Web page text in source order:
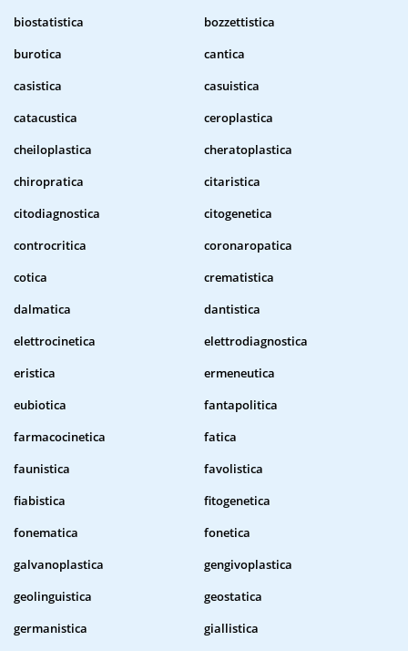
biostatistica
bozzettistica
burotica
cantica
casistica
casuistica
catacustica
ceroplastica
cheiloplastica
cheratoplastica
chiropratica
citaristica
citodiagnostica
citogenetica
controcritica
coronaropatica
cotica
crematistica
dalmatica
dantistica
elettrocinetica
elettrodiagnostica
eristica
ermeneutica
eubiotica
fantapolitica
farmacocinetica
fatica
faunistica
favolistica
fiabistica
fitogenetica
fonematica
fonetica
galvanoplastica
gengivoplastica
geolinguistica
geostatica
germanistica
giallistica